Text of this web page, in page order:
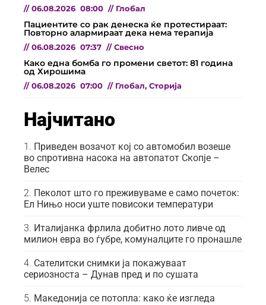
// 06.08.2026 08:00 // Глобал
Пациентите со рак денеска ќе протестираат:
Повторно алармираат дека нема терапија
// 06.08.2026 07:37 // Свесно
Како една бомба го промени светот: 81 година
од Хирошима
// 06.08.2026 07:00 // Глобал, Сторија
Најчитано
Приведен возачот кој со автомобил возеше
во спротивна насока на автопатот Скопје –
Велес
Пеколот што го преживуваме е само почеток:
Ел Нињо носи уште повисоки температури
Италијанка фрлила добитно лото ливче од
милион евра во ѓубре, комуналците го пронашле
Сателитски снимки ја покажуваат
сериозноста – Дунав пред и по сушата
Македонија се потопла: како ќе изгледа